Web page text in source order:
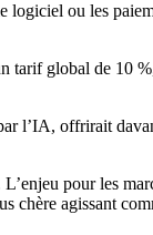
logiciel ou les
tarif global de 10
l’IA, offrirait
pour les
chère agissant